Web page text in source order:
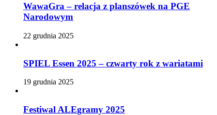
WawaGra – relacja z planszówek na PGE
Narodowym
22 grudnia 2025
SPIEL Essen 2025 – czwarty rok z wariatami
19 grudnia 2025
Festiwal ALEgramy 2025